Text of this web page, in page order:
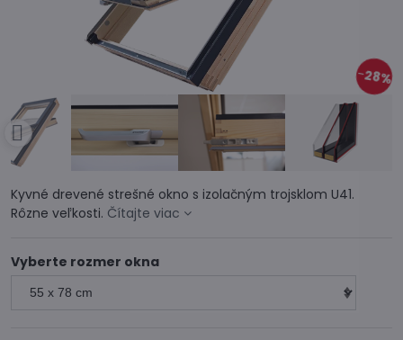
28%
Kyvné drevené strešné okno s izolačným trojsklom U41.
Rôzne veľkosti. Čítajte viac
Vyberte rozmer okna